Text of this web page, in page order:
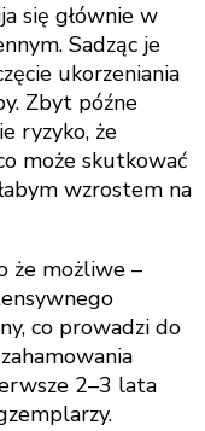
się głównie w
Sadząc je
ukorzeniania
Zbyt późne
ryzyko, że
może skutkować
wzrostem na
że możliwe –
co prowadzi do
2–3 lata